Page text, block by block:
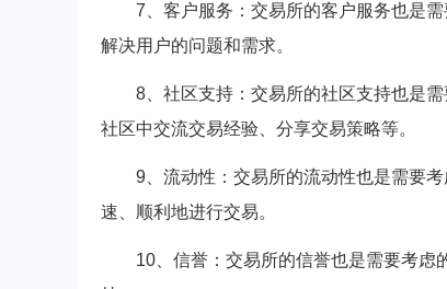
7、客户服务：交易所的客户服务也是
解决用户的问题和需求。
8、社区支持：交易所的社区支持也是
社区中交流交易经验、分享交易策略等。
9、流动性：交易所的流动性也是需要
速、顺利地进行交易。
10、信誉：交易所的信誉也是需要考虑